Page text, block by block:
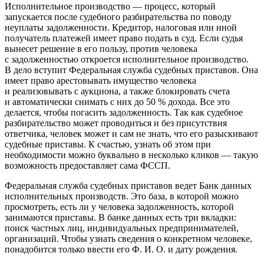
Исполнительное производство — процесс, который
запускается после судебного разбирательства по поводу
неуплаты задолженности. Кредитор, налоговая или иной
получатель платежей имеет право подать в суд. Если судья
вынесет решение в его пользу, против человека
с задолженностью откроется исполнительное производство.
В дело вступит Федеральная служба судебных приставов. Она
имеет право арестовывать имущество человека
и реализовывать с аукциона, а также блокировать счета
и автоматически снимать с них до 50 % дохода. Все это
делается, чтобы погасить задолженность. Так как судебное
разбирательство может проводиться и без присутствия
ответчика, человек может и сам не знать, что его разыскивают
судебные приставы. К счастью, узнать об этом при
необходимости можно буквально в несколько кликов — такую
возможность предоставляет сама ФССП.
Федеральная служба судебных приставов ведет Банк данных
исполнительных производств. Это база, в которой можно
просмотреть, есть ли у человека задолженность, которой
занимаются приставы. В банке данных есть три вкладки:
поиск частных лиц, индивидуальных предпринимателей,
организаций. Чтобы узнать сведения о конкретном человеке,
понадобится только ввести его Ф. И. О. и дату рождения.